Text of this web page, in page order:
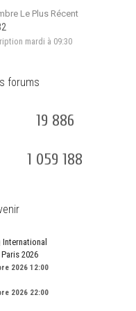
Le Plus Récent
mardi à 09:30
forums
19 886
1 059 188
2026
2026 12:00
2026 22:00